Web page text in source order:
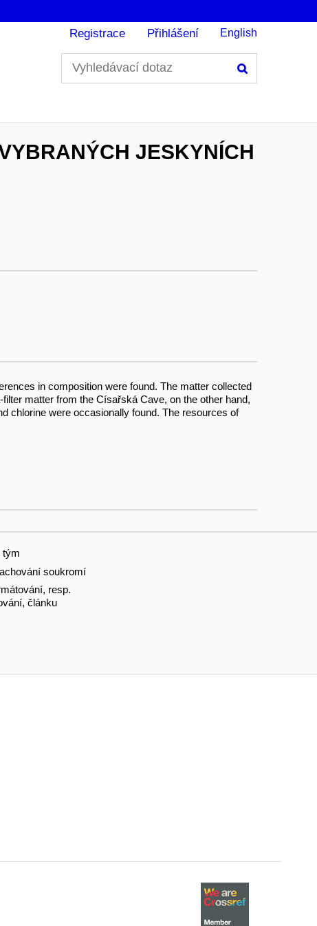
Registrace Přihlášení English
JESKYNÍCH
in composition were found. The matter collected
matter from the Císařská Cave, on the other hand,
chlorine were occasionally found. The resources of
tým
soukromí
resp.
článku